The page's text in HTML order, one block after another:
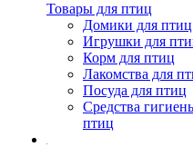
Товары для птиц
Домики для птиц
Игрушки для
Корм для птиц
Лакомства для
Посуда для птиц
Средства
птиц